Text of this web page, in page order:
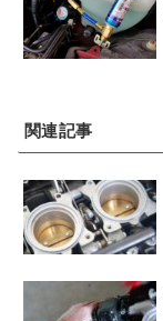
関連記事